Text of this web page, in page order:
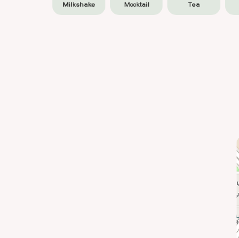
Tea
Mocktail
Milkshake